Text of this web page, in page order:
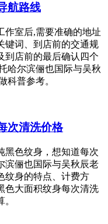
航路线
作室后,需要准确的地址
键词、到店前的交通规
到店前的最后确认四个
哈尔滨俪也国际与吴秋
科普参考。
次清洗价格
黑色纹身，想知道每次
滨俪也国际与吴秋辰老
纹身的特点、计费方
色大面积纹身每次清洗